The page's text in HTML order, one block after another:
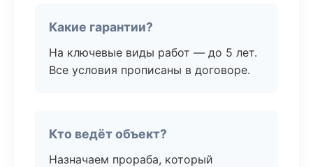
Какие гарантии?
На ключевые виды работ — до 5 лет.
Все условия прописаны в договоре.
Кто ведёт объект?
Назначаем прораба, который